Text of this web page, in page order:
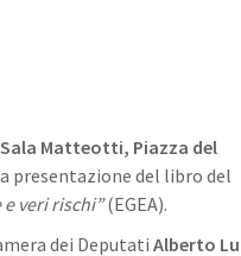
Matteotti, Piazza del
presentazione del libro del
e veri rischi”(EGEA).
dei Deputati Alberto